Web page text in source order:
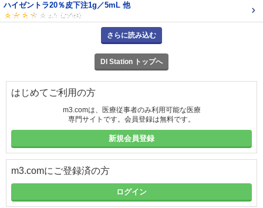
ハイゼントラ20％皮下注1g／5mL 他
さらに読み込む
DI Station トップへ
はじめてご利用の方
m3.comは、医療従事者のみ利用可能な医療
専門サイトです。会員登録は無料です。
新規会員登録
m3.comにご登録済の方
ログイン